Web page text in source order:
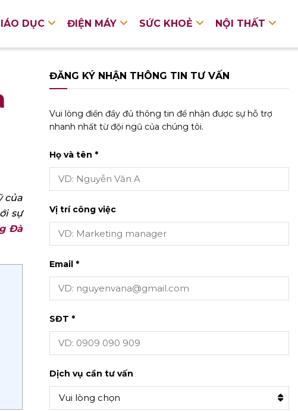
DỤC ĐIỆN MÁY SỨC KHOẺ NỘI THẤT
của
sự
Đà
ĐĂNG KÝ NHẬN THÔNG TIN TƯ VẤN
Vui lòng điền đầy đủ thông tin để nhận được sự hỗ trợ
nhanh nhất từ đội ngũ của chúng tôi.
Họ và tên *
Vị trí công việc
Email *
SĐT *
Dịch vụ cần tư vấn
Vui lòng chọn